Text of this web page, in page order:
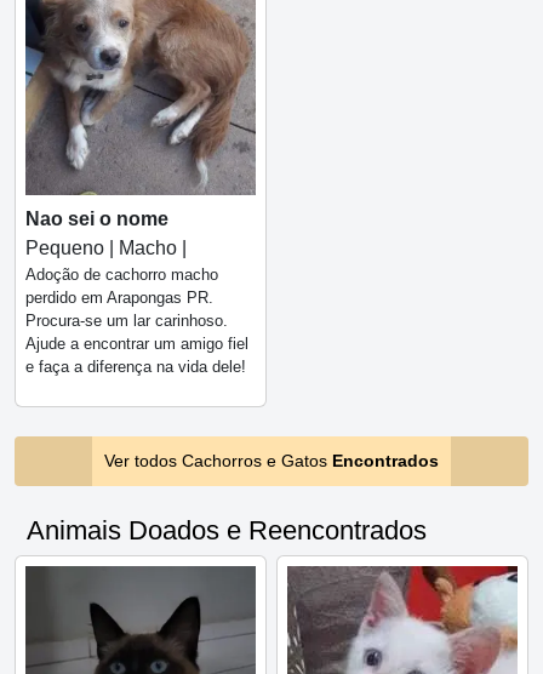
Nao sei o nome
Pequeno | Macho |
Adoção de cachorro macho
perdido em Arapongas PR.
Procura-se um lar carinhoso.
Ajude a encontrar um amigo fiel
e faça a diferença na vida dele!
Ver todos Cachorros e Gatos Encontrados
Animais Doados e Reencontrados